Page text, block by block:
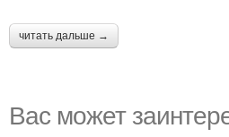
читать дальше →
Вас может